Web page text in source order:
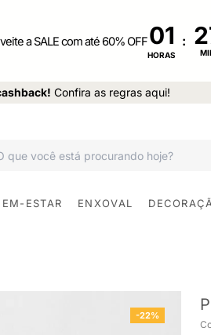
a SALE com até 60% OFF01
HORAS
:
Confira as regras aqui!
ESTAR ENXOVAL
-22%